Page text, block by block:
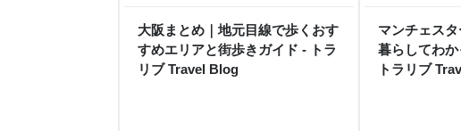
大阪まとめ｜地元目線で歩くおす
すめエリアと街歩きガイド - トラ
リブ Travel Blog
マンチェス
暮らしてわ
トラリブ